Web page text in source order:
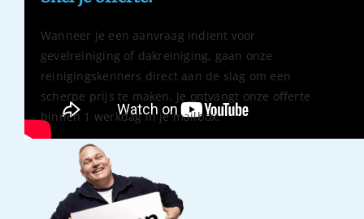
Wanneer je een aanvraag indient voor
gevelreiniging of dakreiniging, gaan onze
reinigingskenners direct aan de slag om een
scherpe prijs te maken. Je ontvangt onze offerte
binnen 1 werkdag in je mailbox.